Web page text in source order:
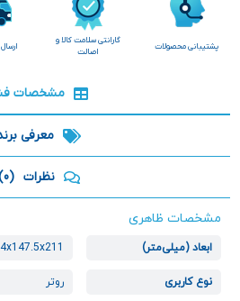
پشتیبانی محصولات
گارانتی سلامت کالا و
اصالت
مشخصات
معرفی
نظرات (0)
مشخصات ظاهری
ابعاد (میلی‌متر)
نوع کاربری روتر